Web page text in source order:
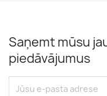
Saņemt mūsu
piedāvājumus